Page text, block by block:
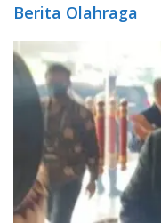
Berita Olahraga